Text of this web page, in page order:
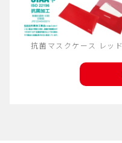
抗菌マスクケース レッド